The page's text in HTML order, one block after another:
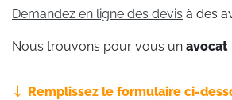
Demandez en ligne des devis à des
Nous trouvons pour vous un avocat
Remplissez le formulaire ci-